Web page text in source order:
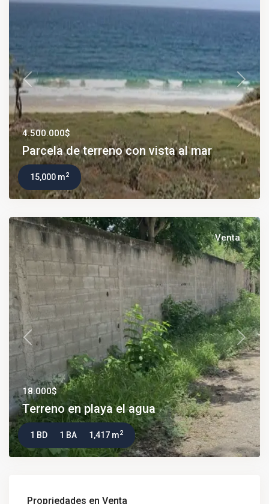
Previous Next
4.500.000$
Parcela de terreno con vista al mar
15,000 m2
Venta
Previous Next
18.000$
Terreno en playa el agua
1 BD 1 BA 1,417 m2
Propriedades en Venta